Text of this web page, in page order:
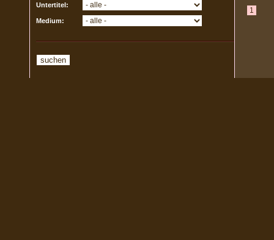
Untertitel:
Medium:
1